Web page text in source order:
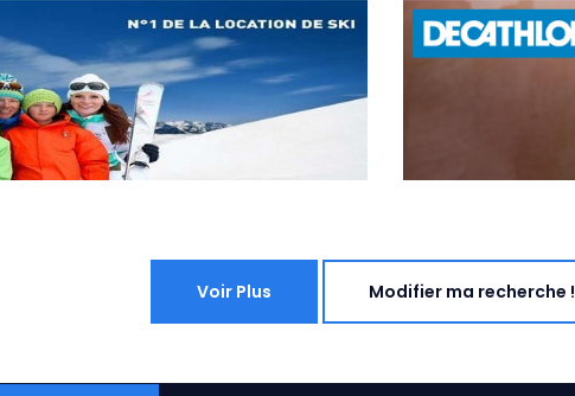
Voir Plus Modifier ma recherche !